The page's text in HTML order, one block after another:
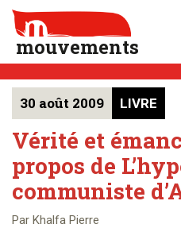
mouvements
DOSSIERS
ARTICLES
LES NUMÉROS
QUI SOMMES NOUS ?
30 août 2009 LIVRE
Vérité et
propos de
communiste
Par Khalfa Pierre